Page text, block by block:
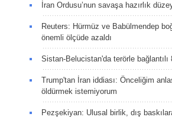
İran Ordusu’nun savaşa hazırlık
Reuters: Hürmüz ve Babülmendep
önemli ölçüde azaldı
Sistan-Belucistan'da terörle bağlantılı
Trump'tan İran iddiası: Önceliğim
öldürmek istemiyorum
Pezşekiyan: Ulusal birlik, dış